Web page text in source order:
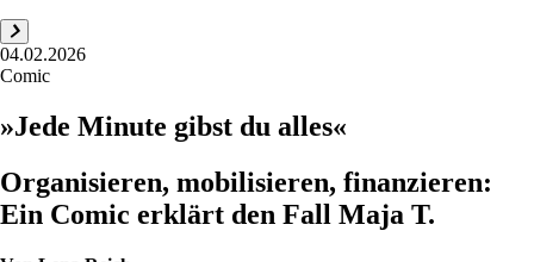
04.02.2026
Comic
»Jede Minute gibst du alles«
Organisieren, mobilisieren, finanzieren:
Ein Comic erklärt den Fall Maja T.